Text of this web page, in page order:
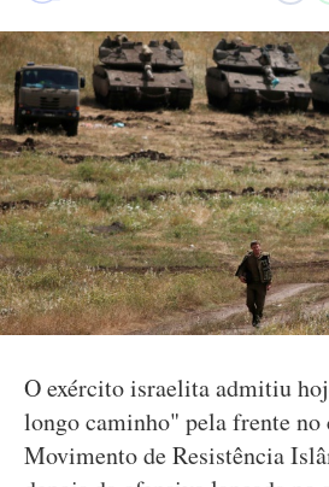
O exército israelita admitiu
longo caminho" pela frente no
Movimento de Resistência